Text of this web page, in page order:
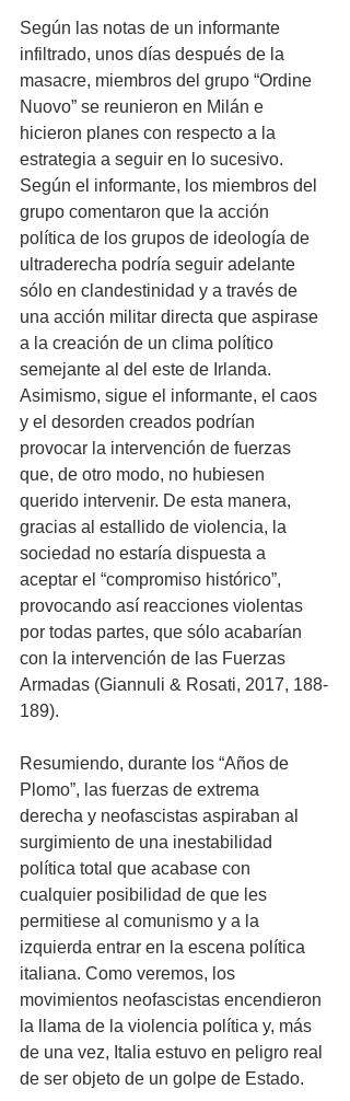
Según las notas de un informante
infiltrado, unos días después de la
masacre, miembros del grupo “Ordine
Nuovo” se reunieron en Milán e
hicieron planes con respecto a la
estrategia a seguir en lo sucesivo.
Según el informante, los miembros del
grupo comentaron que la acción
política de los grupos de ideología de
ultraderecha podría seguir adelante
sólo en clandestinidad y a través de
una acción militar directa que aspirase
a la creación de un clima político
semejante al del este de Irlanda.
Asimismo, sigue el informante, el caos
y el desorden creados podrían
provocar la intervención de fuerzas
que, de otro modo, no hubiesen
querido intervenir. De esta manera,
gracias al estallido de violencia, la
sociedad no estaría dispuesta a
aceptar el “compromiso histórico”,
provocando así reacciones violentas
por todas partes, que sólo acabarían
con la intervención de las Fuerzas
Armadas (Giannuli & Rosati, 2017, 188-
189).
Resumiendo, durante los “Años de
Plomo”, las fuerzas de extrema
derecha y neofascistas aspiraban al
surgimiento de una inestabilidad
política total que acabase con
cualquier posibilidad de que les
permitiese al comunismo y a la
izquierda entrar en la escena política
italiana. Como veremos, los
movimientos neofascistas encendieron
la llama de la violencia política y, más
de una vez, Italia estuvo en peligro real
de ser objeto de un golpe de Estado.